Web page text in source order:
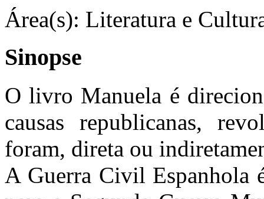
Área(s): Literatura e
Sinopse
O livro Manuela é
causas republicanas,
foram, direta ou
A Guerra Civil Espanhola